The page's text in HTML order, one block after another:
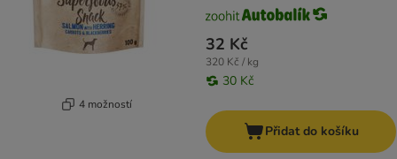
4 možností
32 Kč
320 Kč / kg
30 Kč
Přidat do košíku